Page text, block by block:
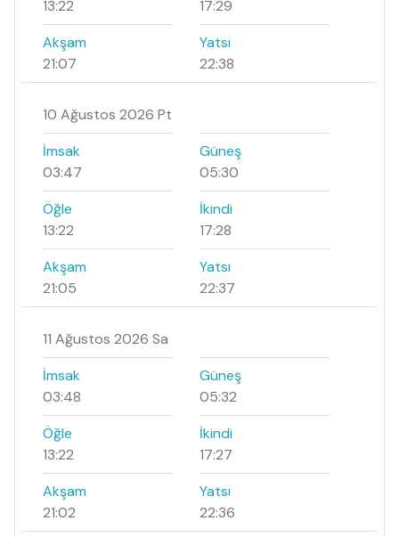
13:22
17:29
Akşam
21:07
Yatsı
22:38
10 Ağustos 2026 Pt
İmsak
03:47
Güneş
05:30
Öğle
13:22
İkindi
17:28
Akşam
21:05
Yatsı
22:37
11 Ağustos 2026 Sa
İmsak
03:48
Güneş
05:32
Öğle
13:22
İkindi
17:27
Akşam
21:02
Yatsı
22:36